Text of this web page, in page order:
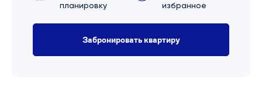
планировку
избранное
Забронировать квартиру